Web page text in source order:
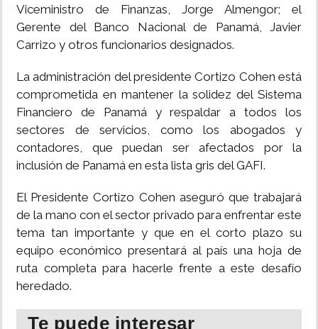
Viceministro de Finanzas, Jorge Almengor; el
Gerente del Banco Nacional de Panamá, Javier
Carrizo y otros funcionarios designados.
La administración del presidente Cortizo Cohen está
comprometida en mantener la solidez del Sistema
Financiero de Panamá y respaldar a todos los
sectores de servicios, como los abogados y
contadores, que puedan ser afectados por la
inclusión de Panamá en esta lista gris del GAFI.
El Presidente Cortizo Cohen aseguró que trabajará
de la mano con el sector privado para enfrentar este
tema tan importante y que en el corto plazo su
equipo económico presentará al país una hoja de
ruta completa para hacerle frente a este desafío
heredado.
Te puede interesar